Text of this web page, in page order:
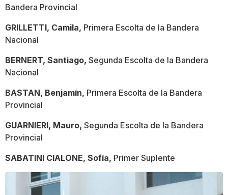
Bandera Provincial
GRILLETTI, Camila, Primera Escolta de la Bandera
Nacional
BERNERT, Santiago, Segunda Escolta de la Bandera
Nacional
BASTAN, Benjamín, Primera Escolta de la Bandera
Provincial
GUARNIERI, Mauro, Segunda Escolta de la Bandera
Provincial
SABATINI CIALONE, Sofía, Primer Suplente